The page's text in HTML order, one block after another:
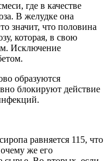
где в качестве
В желудке она
значит, что половина
которая, в свою
Исключение
образуются
блокируют действие
равняется 115, что
же его